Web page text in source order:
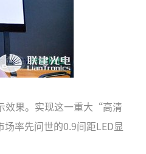
效果。实现这一重大“高清
率先问世的0.9间距LED显